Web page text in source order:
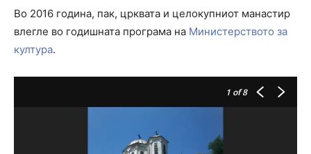
Во 2016 година, пак, црквата и целокупниот манастир
влегле во годишната програма на Министерството за
култура.
1 of 8